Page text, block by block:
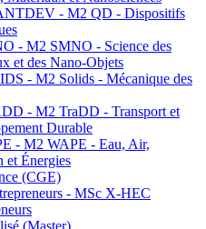
- M2 QD - Dispositifs
- M2 SMNO - Science des
et des Nano-Objets
- M2 Solids - Mécanique des
- M2 TraDD - Transport et
Durable
- M2 WAPE - Eau, Air,
et Énergies
(CGE)
- MSc X-HEC
(Master)